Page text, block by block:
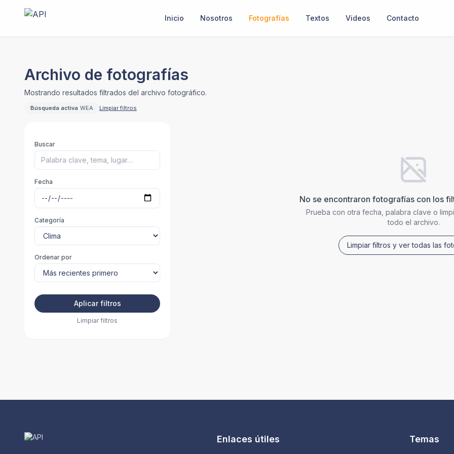
Inicio Nosotros Fotografías Textos Videos Contacto
Archivo de fotografías
Mostrando resultados filtrados del archivo fotográfico.
Búsqueda activa WEA Limpiar filtros
Buscar
Fecha
Categoría
Ordenar por
Aplicar filtros
Limpiar filtros
No se encontraron fotografías con los
Prueba con otra fecha, palabra clave o
todo el archivo.
Limpiar filtros y ver todas las
Enlaces útiles Temas